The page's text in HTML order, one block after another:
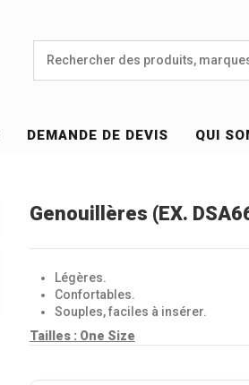
DEMANDE DE DEVIS QUI
Genouillères (EX.
Légères.
Confortables.
Souples, faciles à insérer.
Tailles : One Size